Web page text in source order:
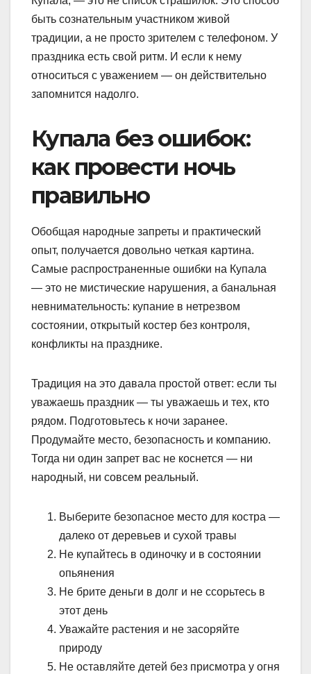
быть сознательным участником живой
традиции, а не просто зрителем с телефоном. У
праздника есть свой ритм. И если к нему
относиться с уважением — он действительно
запомнится надолго.
Купала без ошибок:
как провести ночь
правильно
Обобщая народные запреты и практический
опыт, получается довольно четкая картина.
Самые распространенные ошибки на Купала
— это не мистические нарушения, а банальная
невнимательность: купание в нетрезвом
состоянии, открытый костер без контроля,
конфликты на празднике.
Традиция на это давала простой ответ: если ты
уважаешь праздник — ты уважаешь и тех, кто
рядом. Подготовьтесь к ночи заранее.
Продумайте место, безопасность и компанию.
Тогда ни один запрет вас не коснется — ни
народный, ни совсем реальный.
Выберите безопасное место для костра —
далеко от деревьев и сухой травы
Не купайтесь в одиночку и в состоянии
опьянения
Не брите деньги в долг и не ссорьтесь в
этот день
Уважайте растения и не засоряйте
природу
Не оставляйте детей без присмотра у огня